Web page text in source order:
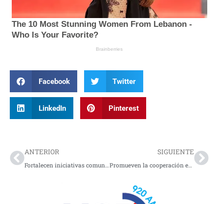
Facebook Twitter
LinkedIn Pinterest
ANTERIOR
Fortalecen iniciativas comunitarias en la costa
SIGUIENTE
Promueven la cooperación en las plazas de mercado de Pasto